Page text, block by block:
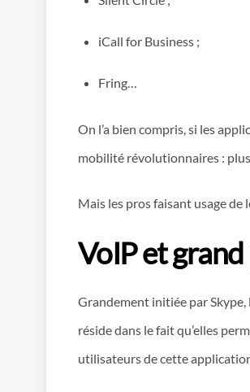
iCall for Business ;
Fring…
On l’a bien compris, si les
mobilité révolutionnaires :
Mais les pros faisant usage
VoIP et
Grandement initiée par
réside dans le fait qu’elles
utilisateurs de cette